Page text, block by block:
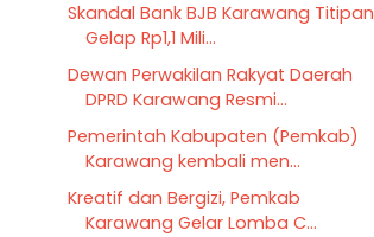
Skandal Bank BJB Karawang Titipan
Gelap Rp1,1 Mili...
Dewan Perwakilan Rakyat Daerah
DPRD Karawang Resmi...
Pemerintah Kabupaten (Pemkab)
Karawang kembali men...
Kreatif dan Bergizi, Pemkab
Karawang Gelar Lomba C...